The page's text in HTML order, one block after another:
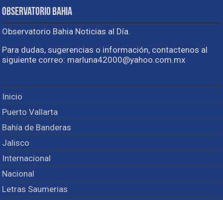
Observatorio Bahia
Observatorio Bahia Noticias al Día.
Para dudas, sugerencias o información, contactenos al
siguiente correo: marluna42000@yahoo.com.mx
Inicio
Puerto Vallarta
Bahía de Banderas
Jalisco
Internacional
Nacional
Letras Saumerias